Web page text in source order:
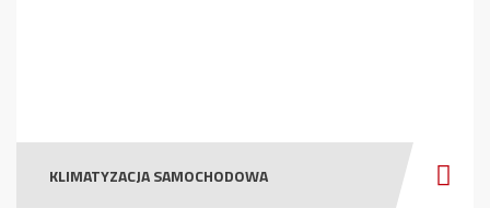
KLIMATYZACJA SAMOCHODOWA